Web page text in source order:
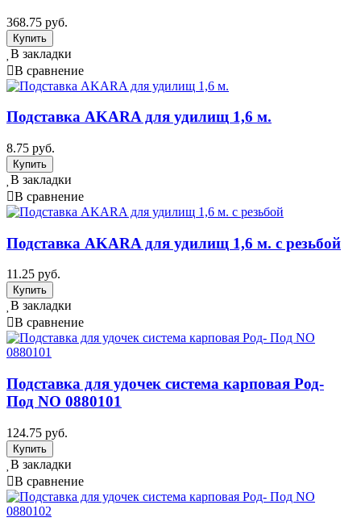
368.75 руб.
В закладки
В сравнение
Подставка AKARA для удилищ 1,6 м.
8.75 руб.
В закладки
В сравнение
Подставка AKARA для удилищ 1,6 м. с резьбой
11.25 руб.
В закладки
В сравнение
Подставка для удочек система карповая Род-
Под NO 0880101
124.75 руб.
В закладки
В сравнение